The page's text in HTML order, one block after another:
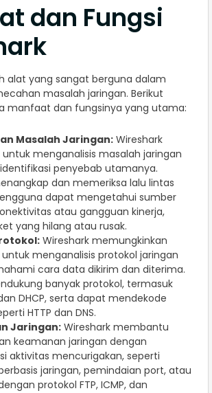
dan Fungsi
alat yang sangat berguna dalam
masalah jaringan. Berikut
manfaat dan fungsinya yang utama:
Masalah Jaringan: Wireshark
menganalisis masalah jaringan
penyebab utamanya.
dan memeriksa lalu lintas
dapat mengetahui sumber
atau gangguan kinerja,
yang hilang atau rusak.
Wireshark memungkinkan
menganalisis protokol jaringan
cara data dikirim dan diterima.
banyak protokol, termasuk
dan DHCP, serta dapat mendekode
HTTP dan DNS.
Jaringan:Wireshark membantu
keamanan jaringan dengan
aktivitas mencurigakan, seperti
jaringan, pemindaian port, atau
protokol FTP, ICMP, dan